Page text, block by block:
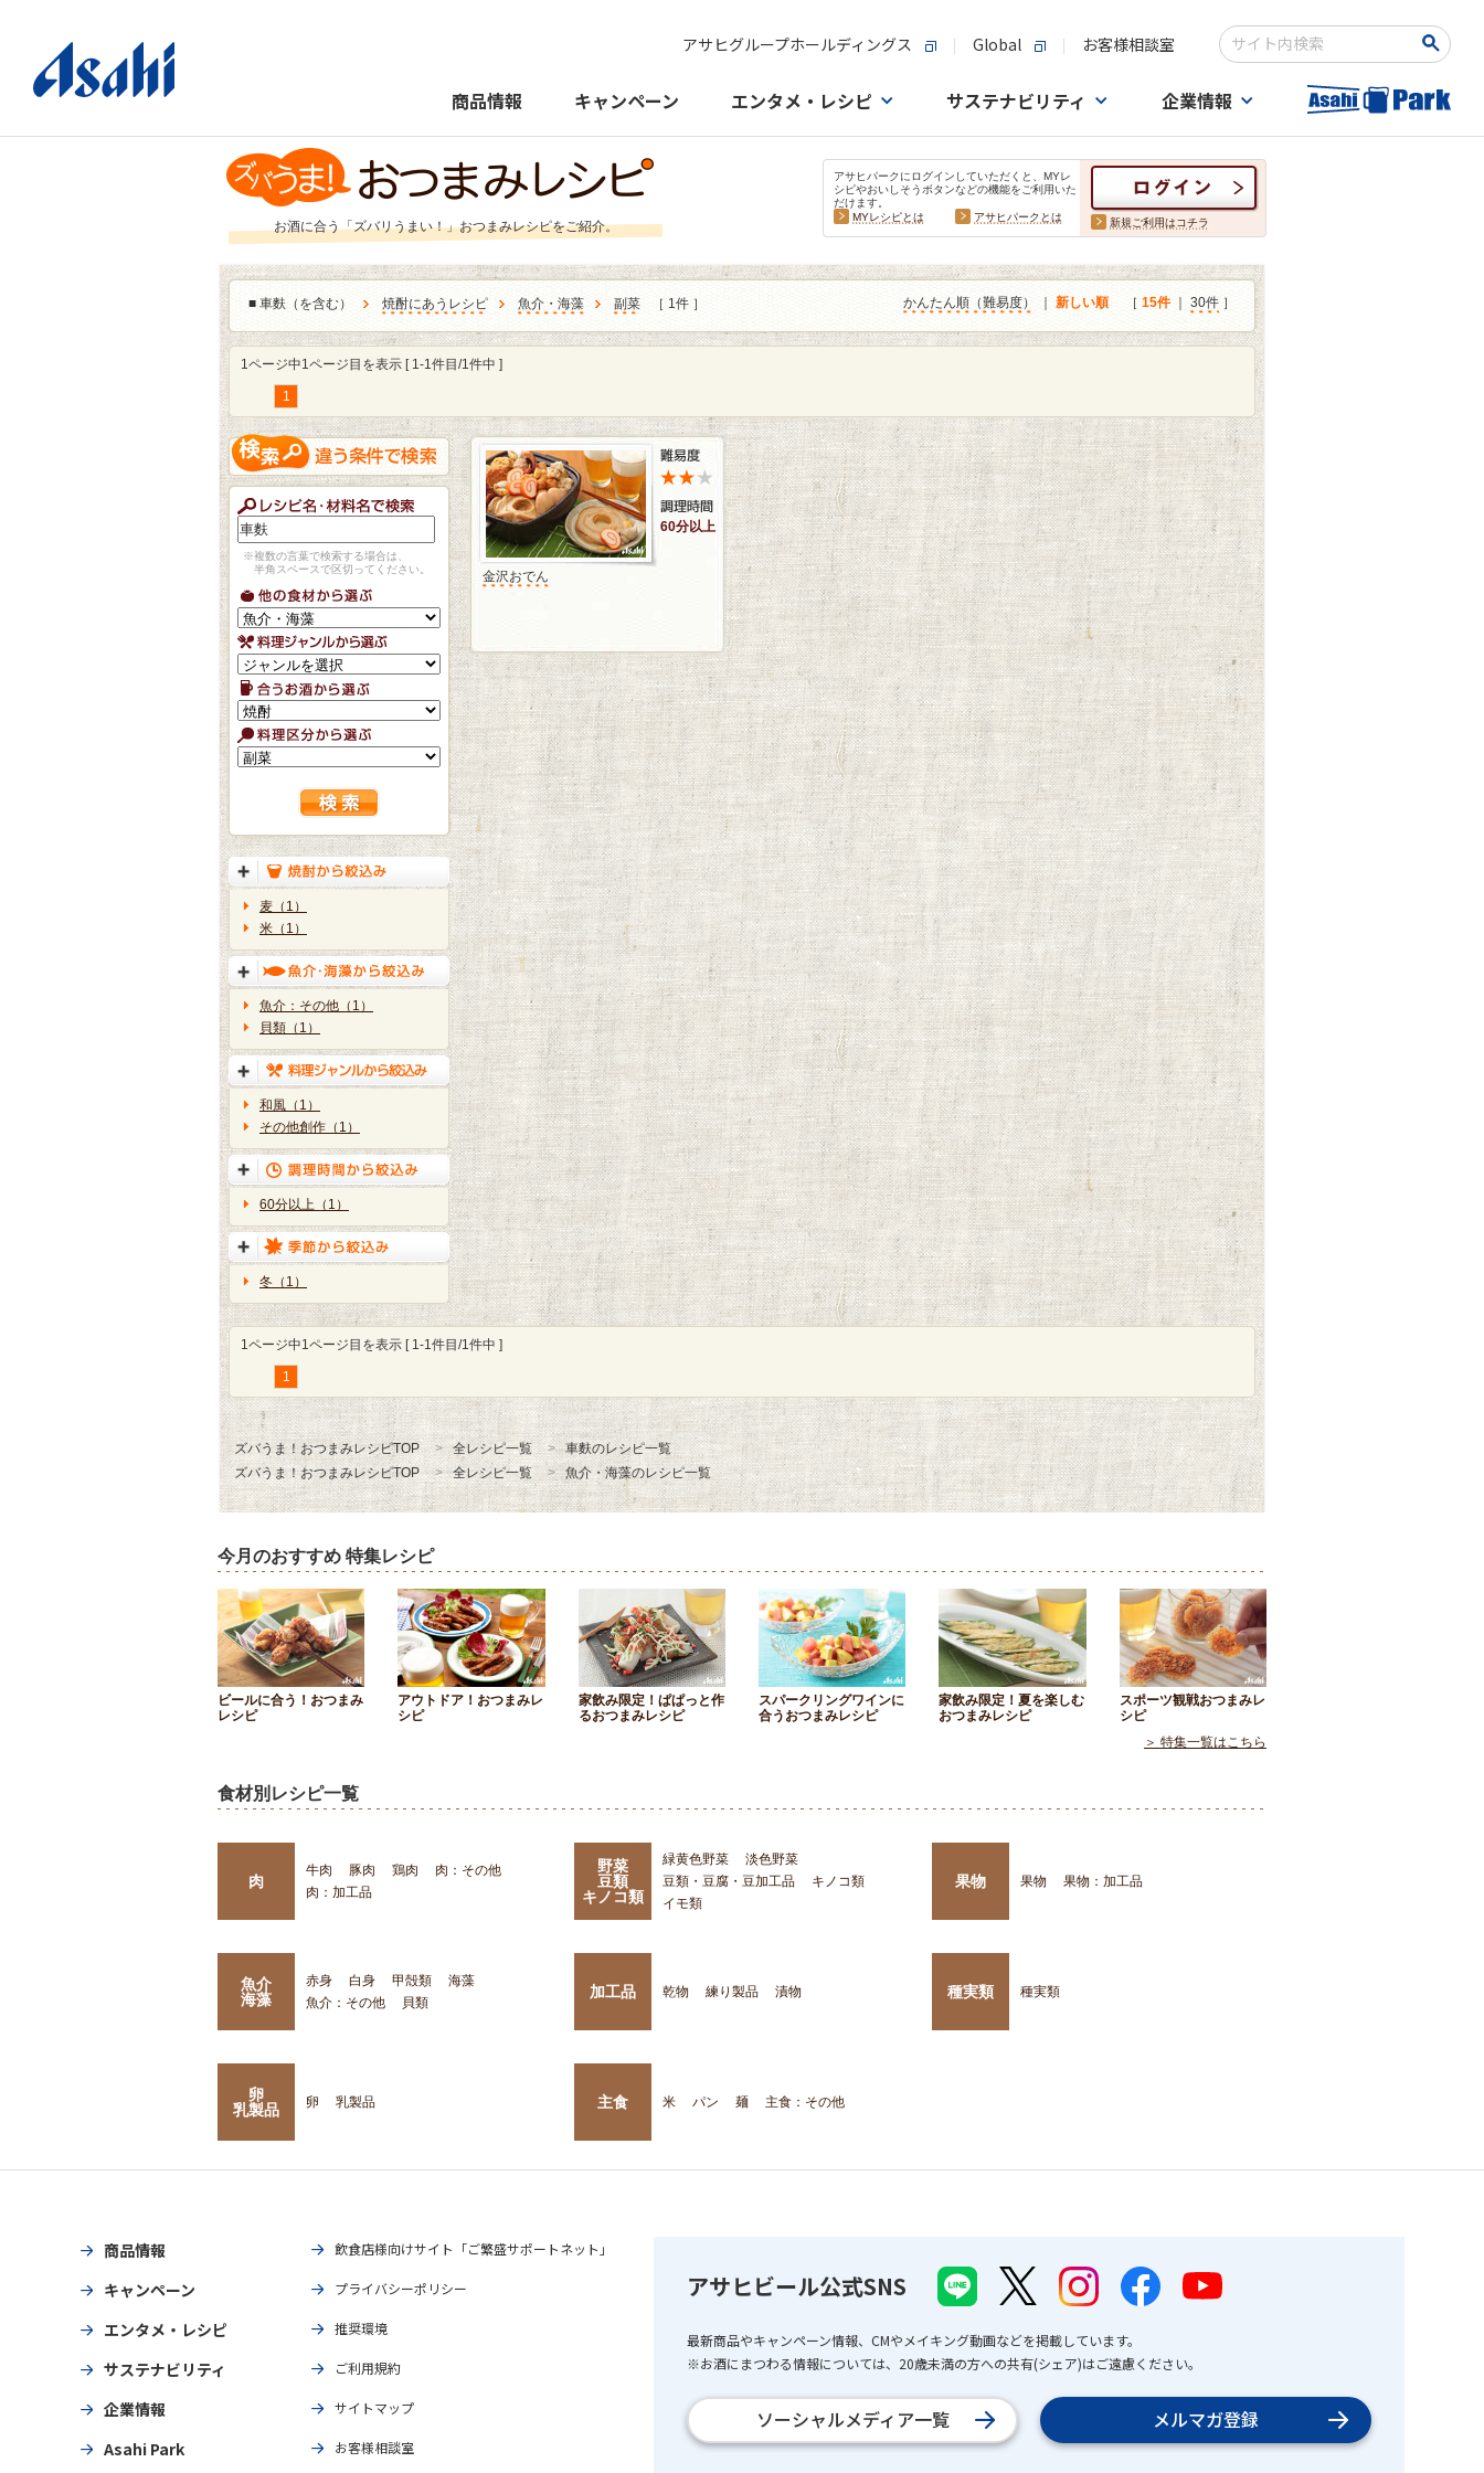
アサヒグループホールディングス Global お客様相談室
検索キーワード入力
商品情報 キャンペーン エンタメ・レシピ サステナビリティ 企業情報
お酒に合う「ズバリうまい！」おつまみレシピをご紹介。
アサヒパークにログインしていただくと、MYレ
シピやおいしそうボタンなどの機能をご利用いた
だけます。
MYレシピとは
アサヒパークとは 新規ご利用はコチラ
■ 車麩（を含む） 焼酎にあうレシピ 魚介・海藻 副菜 ［ 1件 ］ かんたん順（難易度） 新しい順 ［ 15件｜ 30件 ］
1ページ中1ページ目を表示 [ 1-1件目/1件中 ]
1
※複数の言葉で検索する場合は、
半角スペースで区切ってください。
麦（1）
米（1）
魚介：その他（1）
貝類（1）
和風（1）
その他創作（1）
60分以上（1）
冬（1）
60分以上
金沢おでん
1ページ中1ページ目を表示 [ 1-1件目/1件中 ]
1
ズバうま！おつまみレシピTOP 全レシピ一覧
車麩のレシピ一覧
ズバうま！おつまみレシピTOP
全レシピ一覧 魚介・海藻のレシピ一覧
今月のおすすめ 特集レシピ
ビールに合う！おつまみ
レシピ
アウトドア！おつまみレ
シピ
家飲み限定！ぱぱっと作
るおつまみレシピ
スパークリングワインに
合うおつまみレシピ
家飲み限定！夏を楽しむ
おつまみレシピ
スポーツ観戦おつまみレ
シピ
＞ 特集一覧はこちら
食材別レシピ一覧
肉
牛肉 豚肉 鶏肉
肉：その他
肉：加工品
野菜
豆類
キノコ類
緑黄色野菜
淡色野菜
豆類・豆腐・豆加工品
キノコ類
イモ類
果物 果物 果物：加工品
魚介
海藻
赤身 白身 甲殻類
海藻
魚介：その他
貝類
加工品 乾物 練り製品 漬物 種実類 種実類
卵
乳製品
卵 乳製品 主食 米 パン 麺 主食：その他
商品情報
キャンペーン
エンタメ・レシピ
サステナビリティ
企業情報
Asahi Park
飲食店様向けサイト「ご繁盛サポートネット」
プライバシーポリシー
推奨環境
ご利用規約
サイトマップ
お客様相談室
アサヒビール公式SNS
最新商品やキャンペーン情報、CMやメイキング動画などを掲載しています。
※お酒にまつわる情報については、20歳未満の方への共有(シェア)はご遠慮ください。
ソーシャルメディア一覧 メルマガ登録